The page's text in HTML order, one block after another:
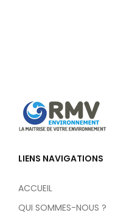
LIENS NAVIGATIONS
ACCUEIL
QUI SOMMES-NOUS ?